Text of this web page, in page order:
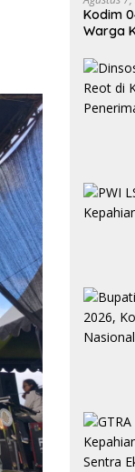
Kodim
Warga